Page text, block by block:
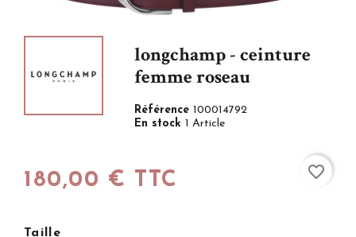
longchamp - ceinture
femme roseau
Référence100014792
En stock1 Article
180,00 € TTC
Taille
favorite_border